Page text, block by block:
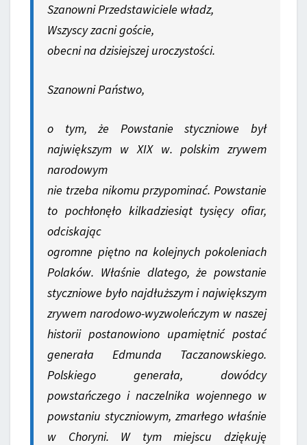
Szanowni Przedstawiciele władz,
Wszyscy zacni goście,
obecni na dzisiejszej uroczystości.
Szanowni Państwo,
o tym, że Powstanie styczniowe był
największym w XIX w. polskim zrywem
narodowym
nie trzeba nikomu przypominać. Powstanie
to pochłonęło kilkadziesiąt tysięcy ofiar,
odciskając
ogromne piętno na kolejnych pokoleniach
Polaków. Właśnie dlatego, że powstanie
styczniowe było najdłuższym i największym
zrywem narodowo-wyzwoleńczym w naszej
historii postanowiono upamiętnić postać
generała Edmunda Taczanowskiego.
Polskiego generała, dowódcy
powstańczego i naczelnika wojennego w
powstaniu styczniowym, zmarłego właśnie
w Choryni. W tym miejscu dziękuję